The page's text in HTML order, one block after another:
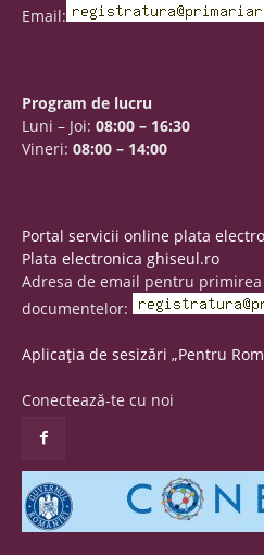
Email:
Program de lucru
Luni – Joi: 08:00 – 16:30
Vineri: 08:00 – 14:00
Portal servicii online plata
Plata electronica ghiseul.ro
Adresa de email pentru
documentelor:
Aplicația de sesizări „Pentru
Conectează-te cu noi